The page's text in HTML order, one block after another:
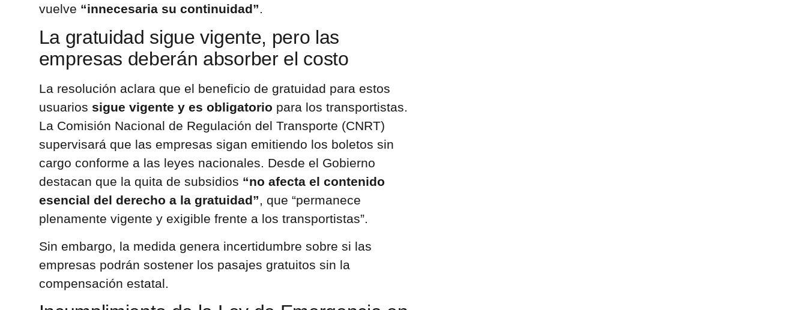
vuelve “innecesaria su continuidad”.
La gratuidad sigue vigente, pero las
empresas deberán absorber el costo
La resolución aclara que el beneficio de gratuidad para estos
usuarios sigue vigente y es obligatorio para los transportistas.
La Comisión Nacional de Regulación del Transporte (CNRT)
supervisará que las empresas sigan emitiendo los boletos sin
cargo conforme a las leyes nacionales. Desde el Gobierno
destacan que la quita de subsidios “no afecta el contenido
esencial del derecho a la gratuidad”, que “permanece
plenamente vigente y exigible frente a los transportistas”.
Sin embargo, la medida genera incertidumbre sobre si las
empresas podrán sostener los pasajes gratuitos sin la
compensación estatal.